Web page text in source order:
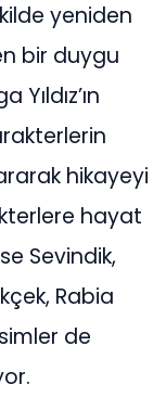
yeniden
bir duygu
hikayeyi
hayat
Sevindik,
Rabia
de